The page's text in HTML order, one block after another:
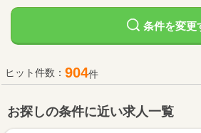
条件を変更
ヒット件数： 904件
お探しの条件に近い求人一覧